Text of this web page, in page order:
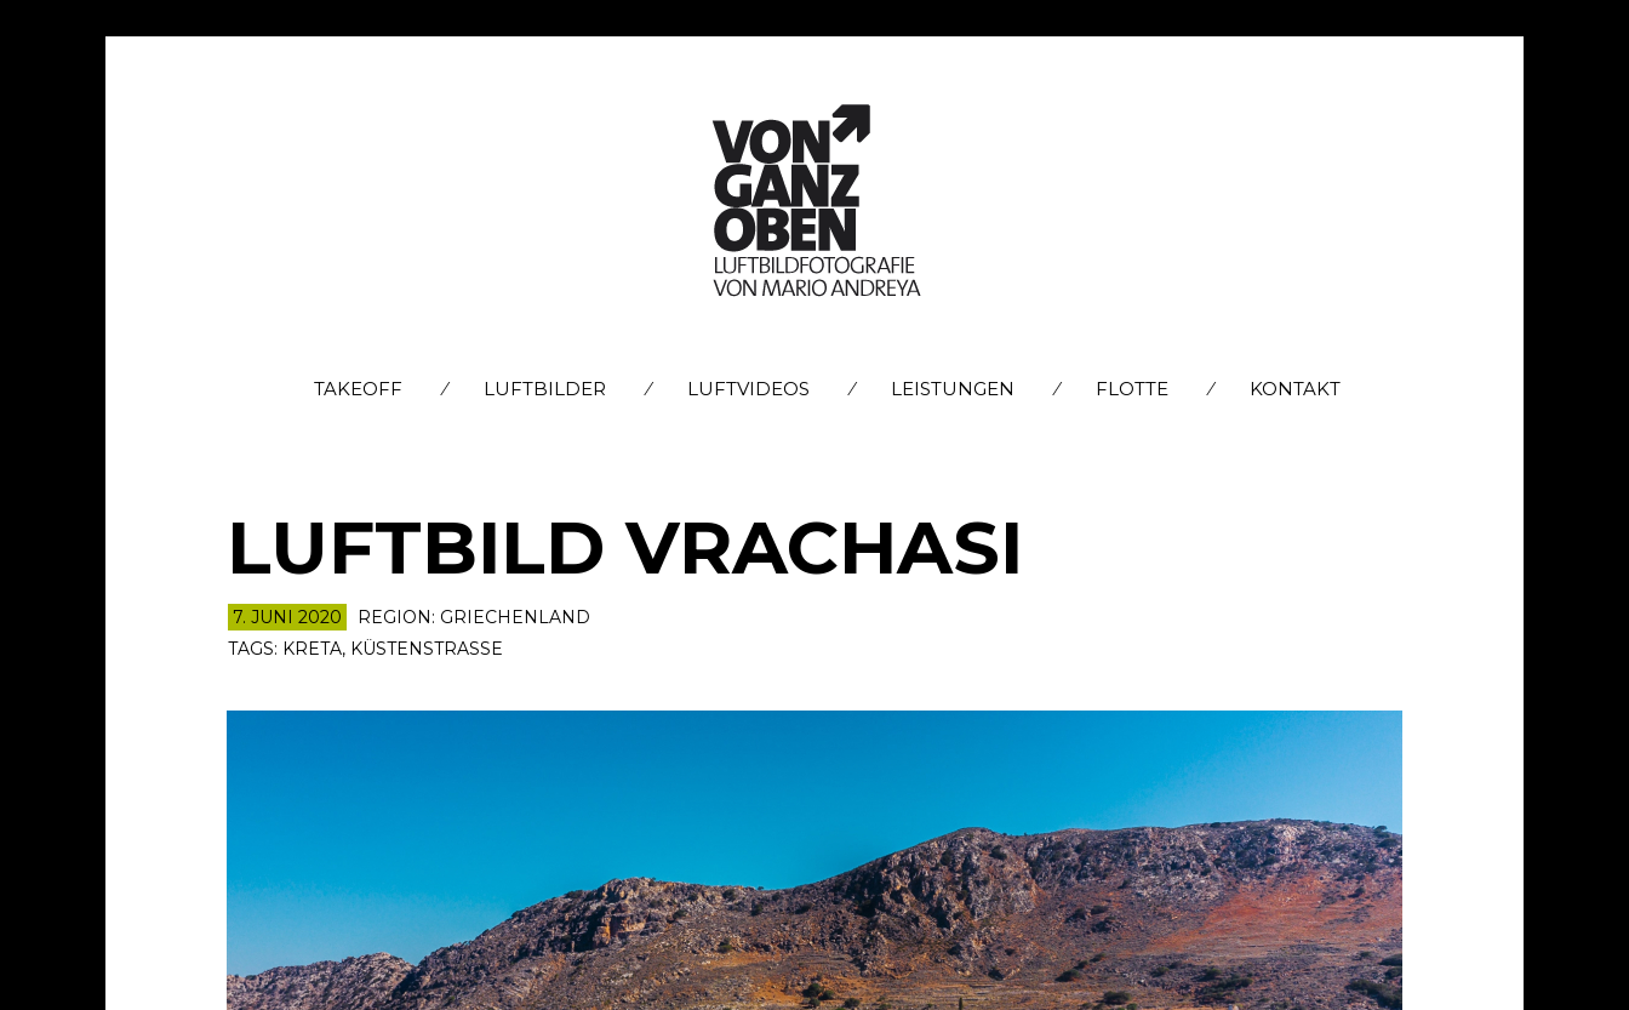
SKIP
TAKEOFF LUFTBILDER LUFTVIDEOS LEISTUNGEN FLOTTE KONTAKT
LUFTBILD VRACHASI
7. JUNI 2020 REGION: GRIECHENLAND
TAGS: KRETA, KÜSTENSTRASSE